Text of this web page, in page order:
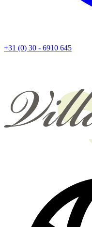
+31 (0) 30 - 6910 645